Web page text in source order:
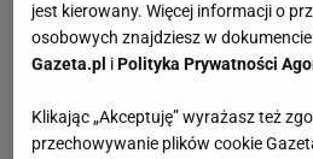
jest kierowany. Więcej informacji o
osobowych znajdziesz w
Gazeta.pl iPolityka Prywatności
Klikając „Akceptuję” wyrażasz też
przechowywanie plików cookie